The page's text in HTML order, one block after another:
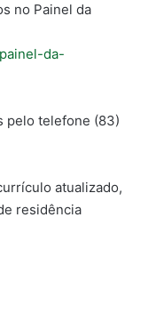
no Painel da
da-
pelo telefone (83)
atualizado,
residência